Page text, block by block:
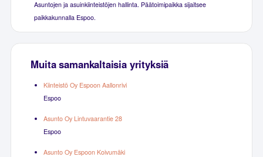
Asuntojen ja asuinkiinteistöjen hallinta. Päätoimipaikka sijaitsee
paikkakunnalla Espoo.
Muita samankaltaisia yrityksiä
Kiinteistö Oy Espoon Aallonrivi
Espoo
Asunto Oy Lintuvaarantie 28
Espoo
Asunto Oy Espoon Koivumäki